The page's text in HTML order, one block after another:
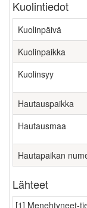
Kuolintiedot
Kuolinpäivä
Kuolinpaikka
Kuolinsyy
Hautauspaikka
Hautausmaa
Hautapaikan
Lähteet
[1] Menehtyneet-